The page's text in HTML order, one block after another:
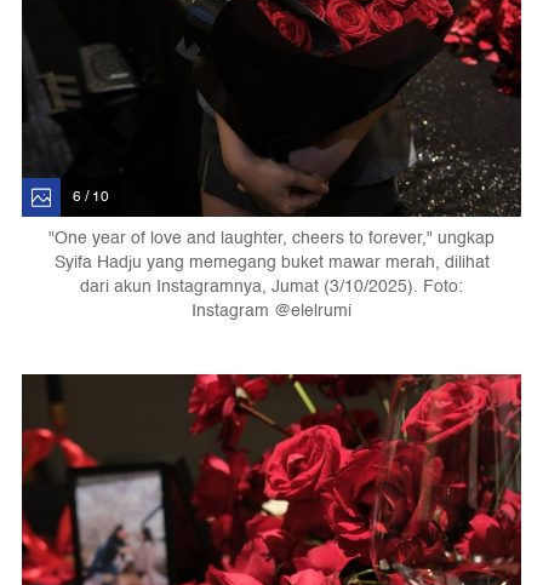
6 / 10
"One year of love and laughter, cheers to forever," ungkap
Syifa Hadju yang memegang buket mawar merah, dilihat
dari akun Instagramnya, Jumat (3/10/2025). Foto:
Instagram @elelrumi